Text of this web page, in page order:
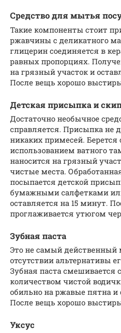
Средство для мытья
Такие компоненты стоит
ржавчины с деликатного
глицерин соединяется в
равных пропорциях.
на грязный участок и
После вещь хорошо
Детская присыпка и
Достаточно необычное
справляется. Присыпка не
никаких примесей. Берется
использованием ватного
наносится на грязный
чистые места.
посыпается детской
бумажными салфетками
оставляется на 15 минут.
проглаживается утюгом
Зубная паста
Это не самый действенный
отсутствии альтернативы
Зубная паста смешивается
количеством чистой
обильно на ржавые пятна и
После вещь хорошо
Уксус